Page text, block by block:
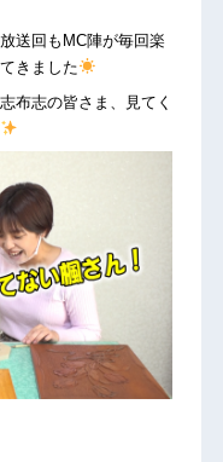
送回もMC陣が毎回楽
きました
布志の皆さま、見てく